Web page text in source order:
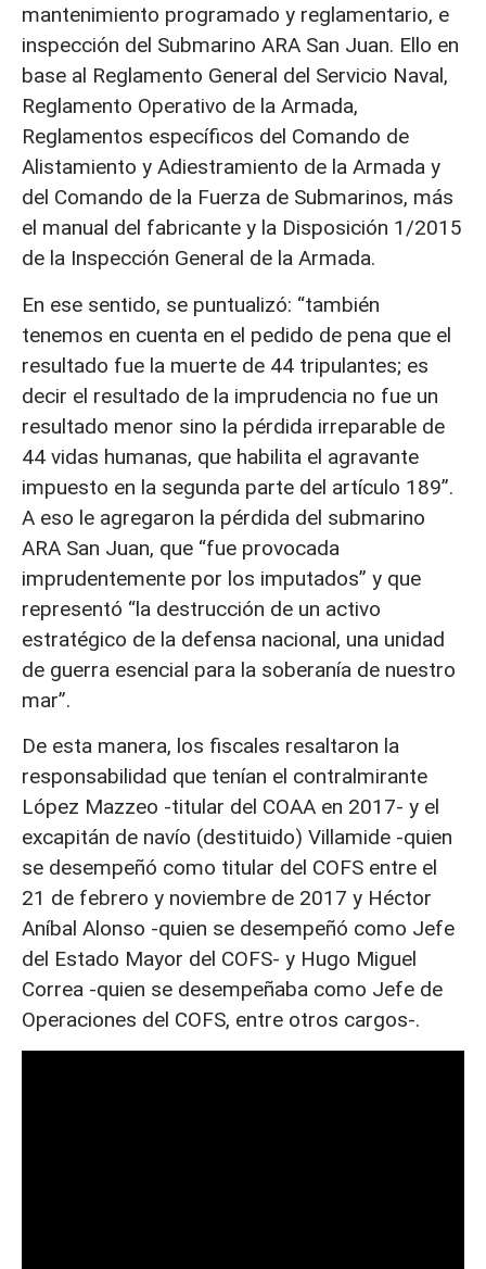
mantenimiento programado y reglamentario, e
inspección del Submarino ARA San Juan. Ello en
base al Reglamento General del Servicio Naval,
Reglamento Operativo de la Armada,
Reglamentos específicos del Comando de
Alistamiento y Adiestramiento de la Armada y
del Comando de la Fuerza de Submarinos, más
el manual del fabricante y la Disposición 1/2015
de la Inspección General de la Armada.
En ese sentido, se puntualizó: “también
tenemos en cuenta en el pedido de pena que el
resultado fue la muerte de 44 tripulantes; es
decir el resultado de la imprudencia no fue un
resultado menor sino la pérdida irreparable de
44 vidas humanas, que habilita el agravante
impuesto en la segunda parte del artículo 189”.
A eso le agregaron la pérdida del submarino
ARA San Juan, que “fue provocada
imprudentemente por los imputados” y que
representó “la destrucción de un activo
estratégico de la defensa nacional, una unidad
de guerra esencial para la soberanía de nuestro
mar”.
De esta manera, los fiscales resaltaron la
responsabilidad que tenían el contralmirante
López Mazzeo -titular del COAA en 2017- y el
excapitán de navío (destituido) Villamide -quien
se desempeñó como titular del COFS entre el
21 de febrero y noviembre de 2017 y Héctor
Aníbal Alonso -quien se desempeñó como Jefe
del Estado Mayor del COFS- y Hugo Miguel
Correa -quien se desempeñaba como Jefe de
Operaciones del COFS, entre otros cargos-.